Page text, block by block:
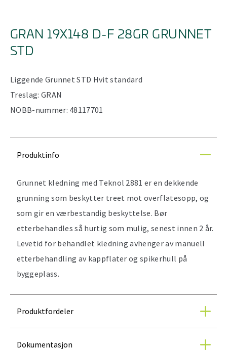
GRAN 19X148 D-F 28GR GRUNNET
STD
Liggende Grunnet STD Hvit standard
Treslag: GRAN
NOBB-nummer: 48117701
Produktinfo
Grunnet kledning med Teknol 2881 er en dekkende
grunning som beskytter treet mot overflatesopp, og
som gir en værbestandig beskyttelse. Bør
etterbehandles så hurtig som mulig, senest innen 2 år.
Levetid for behandlet kledning avhenger av manuell
etterbehandling av kappflater og spikerhull på
byggeplass.
Produktfordeler
Dokumentasjon